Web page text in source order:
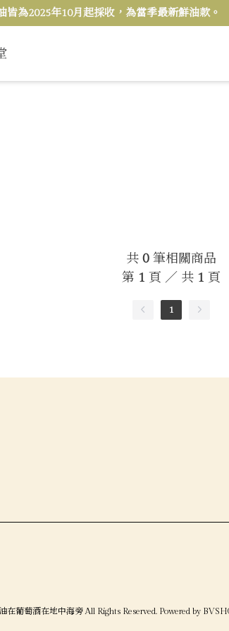
皆為2025年10月起採收，為當季最新鮮油款。
共0 筆相關商品
第 1 頁 ／ 共 1 頁
1
葡萄酒在地中海旁 All Rights Reserved. Powered by